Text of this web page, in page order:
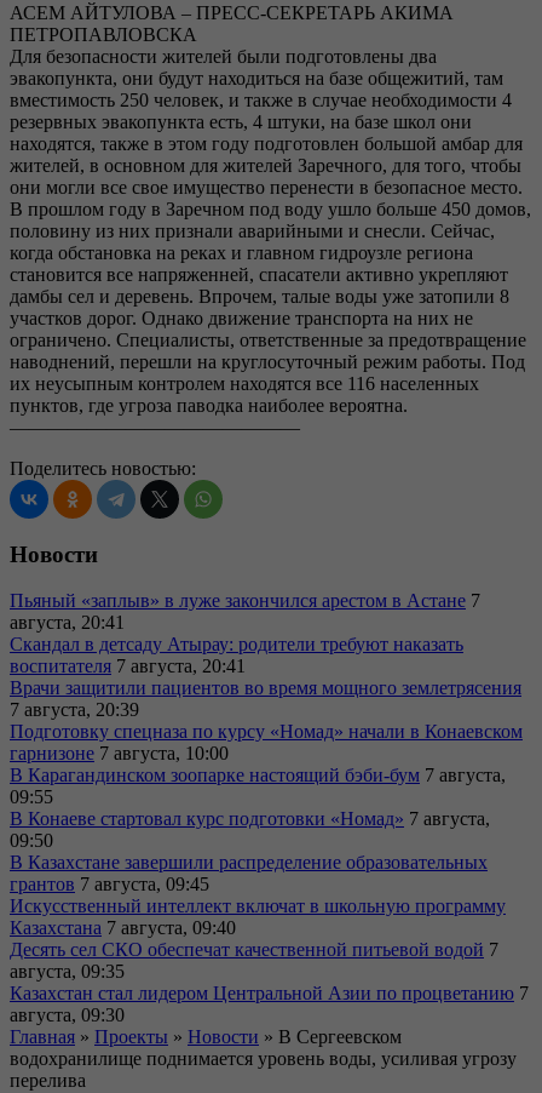
АСЕМ АЙТУЛОВА – ПРЕСС-СЕКРЕТАРЬ АКИМА
ПЕТРОПАВЛОВСКА
Для безопасности жителей были подготовлены два
эвакопункта, они будут находиться на базе общежитий, там
вместимость 250 человек, и также в случае необходимости 4
резервных эвакопункта есть, 4 штуки, на базе школ они
находятся, также в этом году подготовлен большой амбар для
жителей, в основном для жителей Заречного, для того, чтобы
они могли все свое имущество перенести в безопасное место.
В прошлом году в Заречном под воду ушло больше 450 домов,
половину из них признали аварийными и снесли. Сейчас,
когда обстановка на реках и главном гидроузле региона
становится все напряженней, спасатели активно укрепляют
дамбы сел и деревень. Впрочем, талые воды уже затопили 8
участков дорог. Однако движение транспорта на них не
ограничено. Специалисты, ответственные за предотвращение
наводнений, перешли на круглосуточный режим работы. Под
их неусыпным контролем находятся все 116 населенных
пунктов, где угроза паводка наиболее вероятна.
———————————————
Поделитесь новостью:
Новости
Пьяный «заплыв» в луже закончился арестом в Астане 7
августа, 20:41
Скандал в детсаду Атырау: родители требуют наказать
воспитателя 7 августа, 20:41
Врачи защитили пациентов во время мощного землетрясения
7 августа, 20:39
Подготовку спецназа по курсу «Номад» начали в Конаевском
гарнизоне 7 августа, 10:00
В Карагандинском зоопарке настоящий бэби-бум 7 августа,
09:55
В Конаеве стартовал курс подготовки «Номад» 7 августа,
09:50
В Казахстане завершили распределение образовательных
грантов 7 августа, 09:45
Искусственный интеллект включат в школьную программу
Казахстана 7 августа, 09:40
Десять сел СКО обеспечат качественной питьевой водой 7
августа, 09:35
Казахстан стал лидером Центральной Азии по процветанию 7
августа, 09:30
Главная » Проекты » Новости » В Сергеевском
водохранилище поднимается уровень воды, усиливая угрозу
перелива